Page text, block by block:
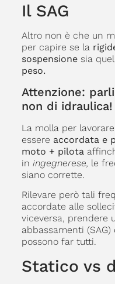
Il SAG
Altro non è che un
per capire se la
sospensionesia
peso.
Attenzione:
non di idraulica!
La molla per
essere accordata e
moto + pilota
in ingegnerese, le
siano corrette.
Rilevare però tali
accordate alle
viceversa, prendere
abbassamenti
possono far tutti.
Statico vs